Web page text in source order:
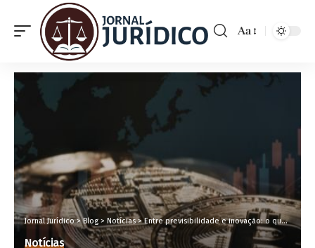
Aa
Jornal Jurídico>Blog > Notícias>Entre previsibilidade e inovação: o que Paulo de Matos Junior enxerga na nova fase do mercado cripto
Notícias